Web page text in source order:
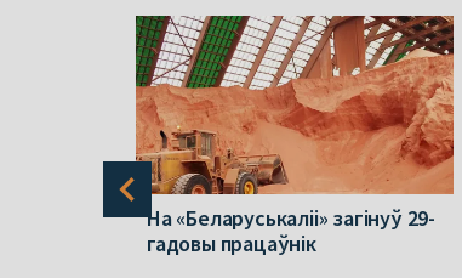
На «Беларуськаліі» загінуў 29-
гадовы працаўнік